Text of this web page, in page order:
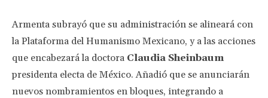
Armenta subrayó que su administración se alineará con
la Plataforma del Humanismo Mexicano, y a las acciones
que encabezará la doctora Claudia Sheinbaum
presidenta electa de México. Añadió que se anunciarán
nuevos nombramientos en bloques, integrando a